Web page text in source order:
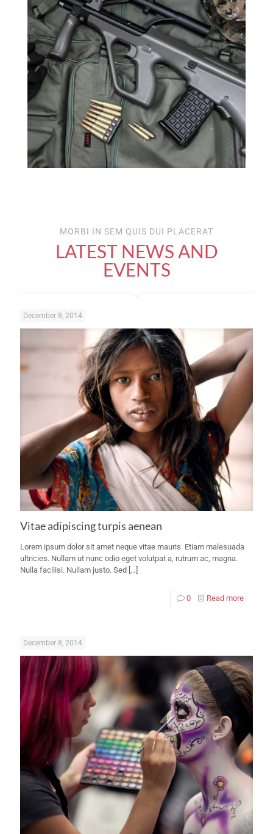
MORBI IN SEM QUIS DUI PLACERAT
LATEST NEWS AND
EVENTS
December 8, 2014
Vitae adipiscing turpis aenean
Lorem ipsum dolor sit amet neque vitae mauris. Etiam malesuada
ultricies. Nullam ut nunc odio eget volutpat a, rutrum ac, magna.
Nulla facilisi. Nullam justo. Sed […]
0 Read more
December 8, 2014